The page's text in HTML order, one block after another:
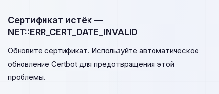
Сертификат истёк —
NET::ERR_CERT_DATE_INVALID
Обновите сертификат. Используйте автоматическое
обновление Certbot для предотвращения этой
проблемы.